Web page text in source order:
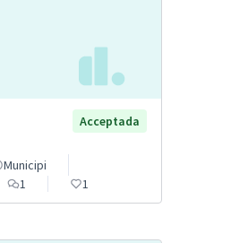
Acceptada
Municipi
1 1